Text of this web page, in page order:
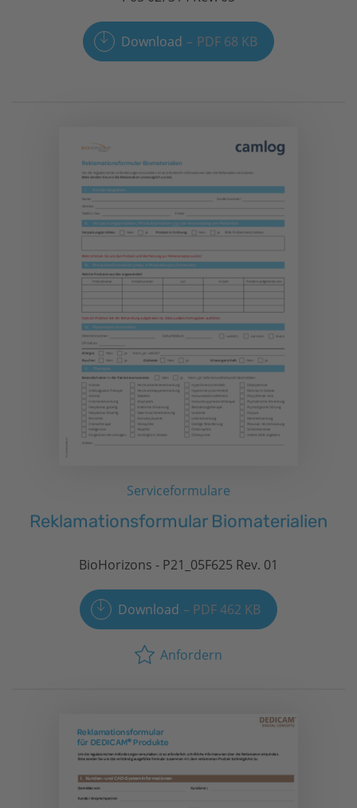
Download PDF 68 KB
Serviceformulare
Reklamationsformular Biomaterialien
BioHorizons - P21_05F625 Rev. 01
Download PDF 462 KB
Anfordern